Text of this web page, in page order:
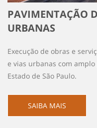
PAVIMENTAÇÃO
URBANAS
Execução de obras e
e vias urbanas com
Estado de São Paulo.
SAIBA MAIS